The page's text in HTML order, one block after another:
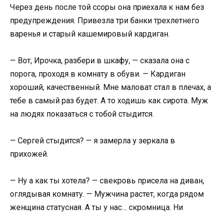
Через день после той ссоры она приехала к нам без
предупреждения. Привезла три банки трехлетнего
варенья и старый кашемировый кардиган.
— Вот, Ирочка, разбери в шкафу, — сказала она с
порога, проходя в комнату в обуви. — Кардиган
хороший, качественный. Мне маловат стал в плечах, а
тебе в самый раз будет. А то ходишь как сирота. Муж
на людях показаться с тобой стыдится.
— Сергей стыдится? — я замерла у зеркала в
прихожей.
— Ну а как ты хотела? — свекровь присела на диван,
оглядывая комнату. — Мужчина растет, когда рядом
женщина статусная. А ты у нас… скромница. Ни